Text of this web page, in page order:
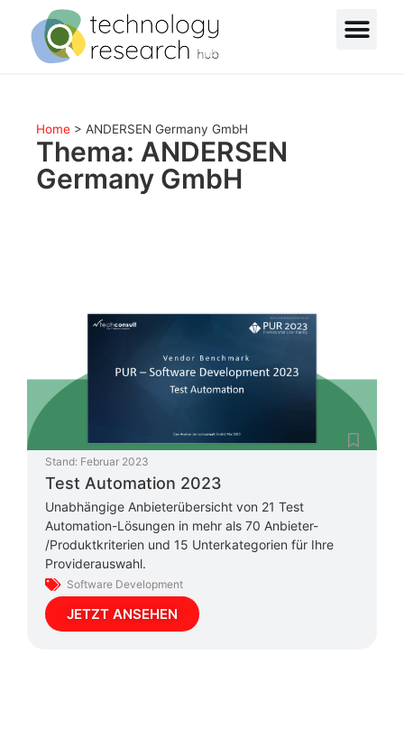
Home > ANDERSEN Germany GmbH
Thema: ANDERSEN
Germany GmbH
Stand: Februar 2023
Test Automation 2023
Unabhängige Anbieterübersicht von 21 Test
Automation-Lösungen in mehr als 70 Anbieter-
/Produktkriterien und 15 Unterkategorien für Ihre
Providerauswahl.
Software Development
JETZT ANSEHEN